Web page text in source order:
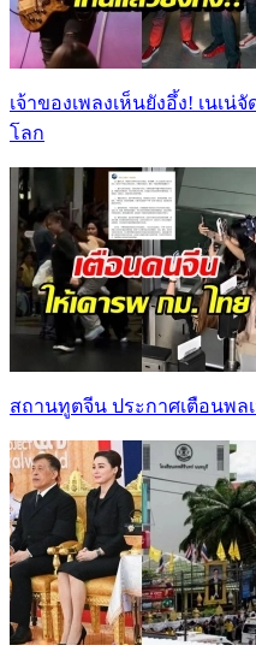
เจ้าของเพลงเห็นยังอึ้ง! เนเน่
โลก
สถานทูตจีน ประกาศเตือนพล